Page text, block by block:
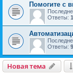
Помогите с
Ответы: 1
Ответы: 9
Новая тема